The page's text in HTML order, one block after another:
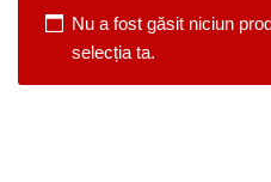
Nu a fost găsit niciun
selecția ta.